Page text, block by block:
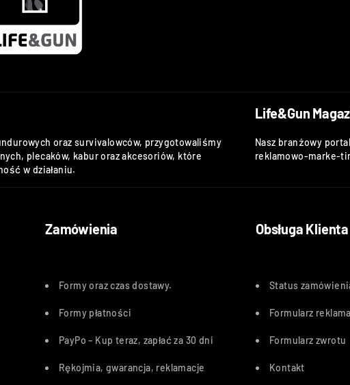
oraz survivalowców, przygotowaliśmy
plecaków, kabur oraz akcesoriów, które
w działaniu.
Life&Gun
Nasz branżowy
reklamowo-marke-
Zamówienia Obsługa Klienta
Formy oraz czas dostawy.
Formy płatności
PayPo – Kup teraz, zapłać za 30 dni
Rękojmia, gwarancja, reklamacje
Status
Formularz
Formularz zwrotu
Kontakt